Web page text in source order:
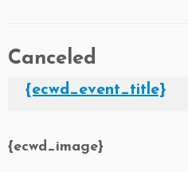
Canceled
{ecwd_event_title}
{ecwd_image}